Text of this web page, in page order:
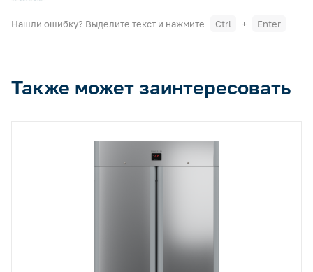
Нашли ошибку? Выделите текст и нажмите Ctrl + Enter
Также может заинтересовать